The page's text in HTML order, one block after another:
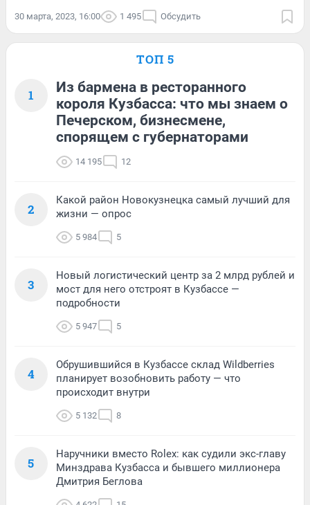
30 марта, 2023, 16:00 1 495 Обсудить
ТОП 5
1
Из бармена в ресторанного
короля Кузбасса: что мы знаем о
Печерском, бизнесмене,
спорящем с губернаторами
14 195 12
2
Какой район Новокузнецка самый лучший для
жизни — опрос
5 984 5
3
Новый логистический центр за 2 млрд рублей и
мост для него отстроят в Кузбассе —
подробности
5 947 5
4
Обрушившийся в Кузбассе склад Wildberries
планирует возобновить работу — что
происходит внутри
5 132 8
5
Наручники вместо Rolex: как судили экс-главу
Минздрава Кузбасса и бывшего миллионера
Дмитрия Беглова